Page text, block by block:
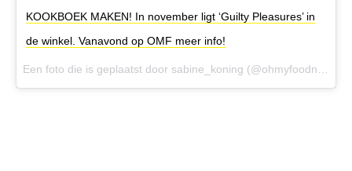
KOOKBOEK MAKEN! In november ligt ‘Guilty Pleasures’ in
de winkel. Vanavond op OMF meer info!
Een foto die is geplaatst door sabine_koning (@ohmyfoodnessnl) op